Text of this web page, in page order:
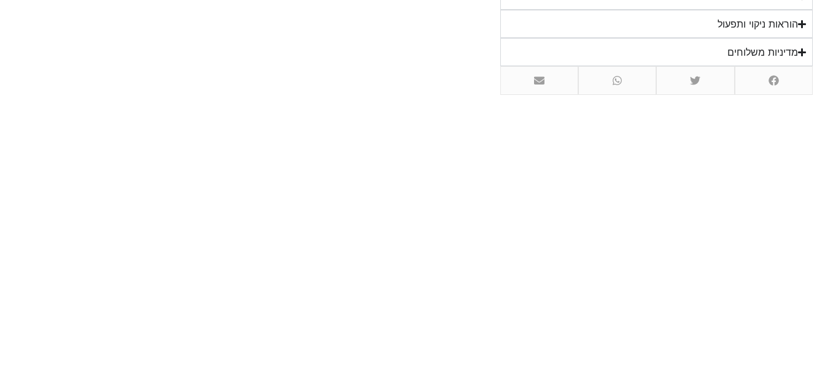
הוראות ניקוי ותפעול
מדיניות משלוחים